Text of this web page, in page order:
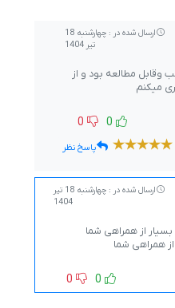
ارسال شده در : چهارشنبه 18
تیر 1404
وقابل مطالعه بود و از
میکنم
0
0
پاسخ نظر
ارسال شده در : چهارشنبه 18 تیر
1404
از همراهی شما
همراهی شما
0
0